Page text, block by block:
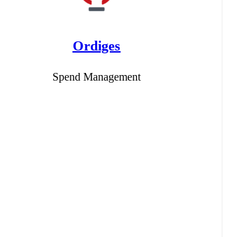
Ordiges
Spend Management